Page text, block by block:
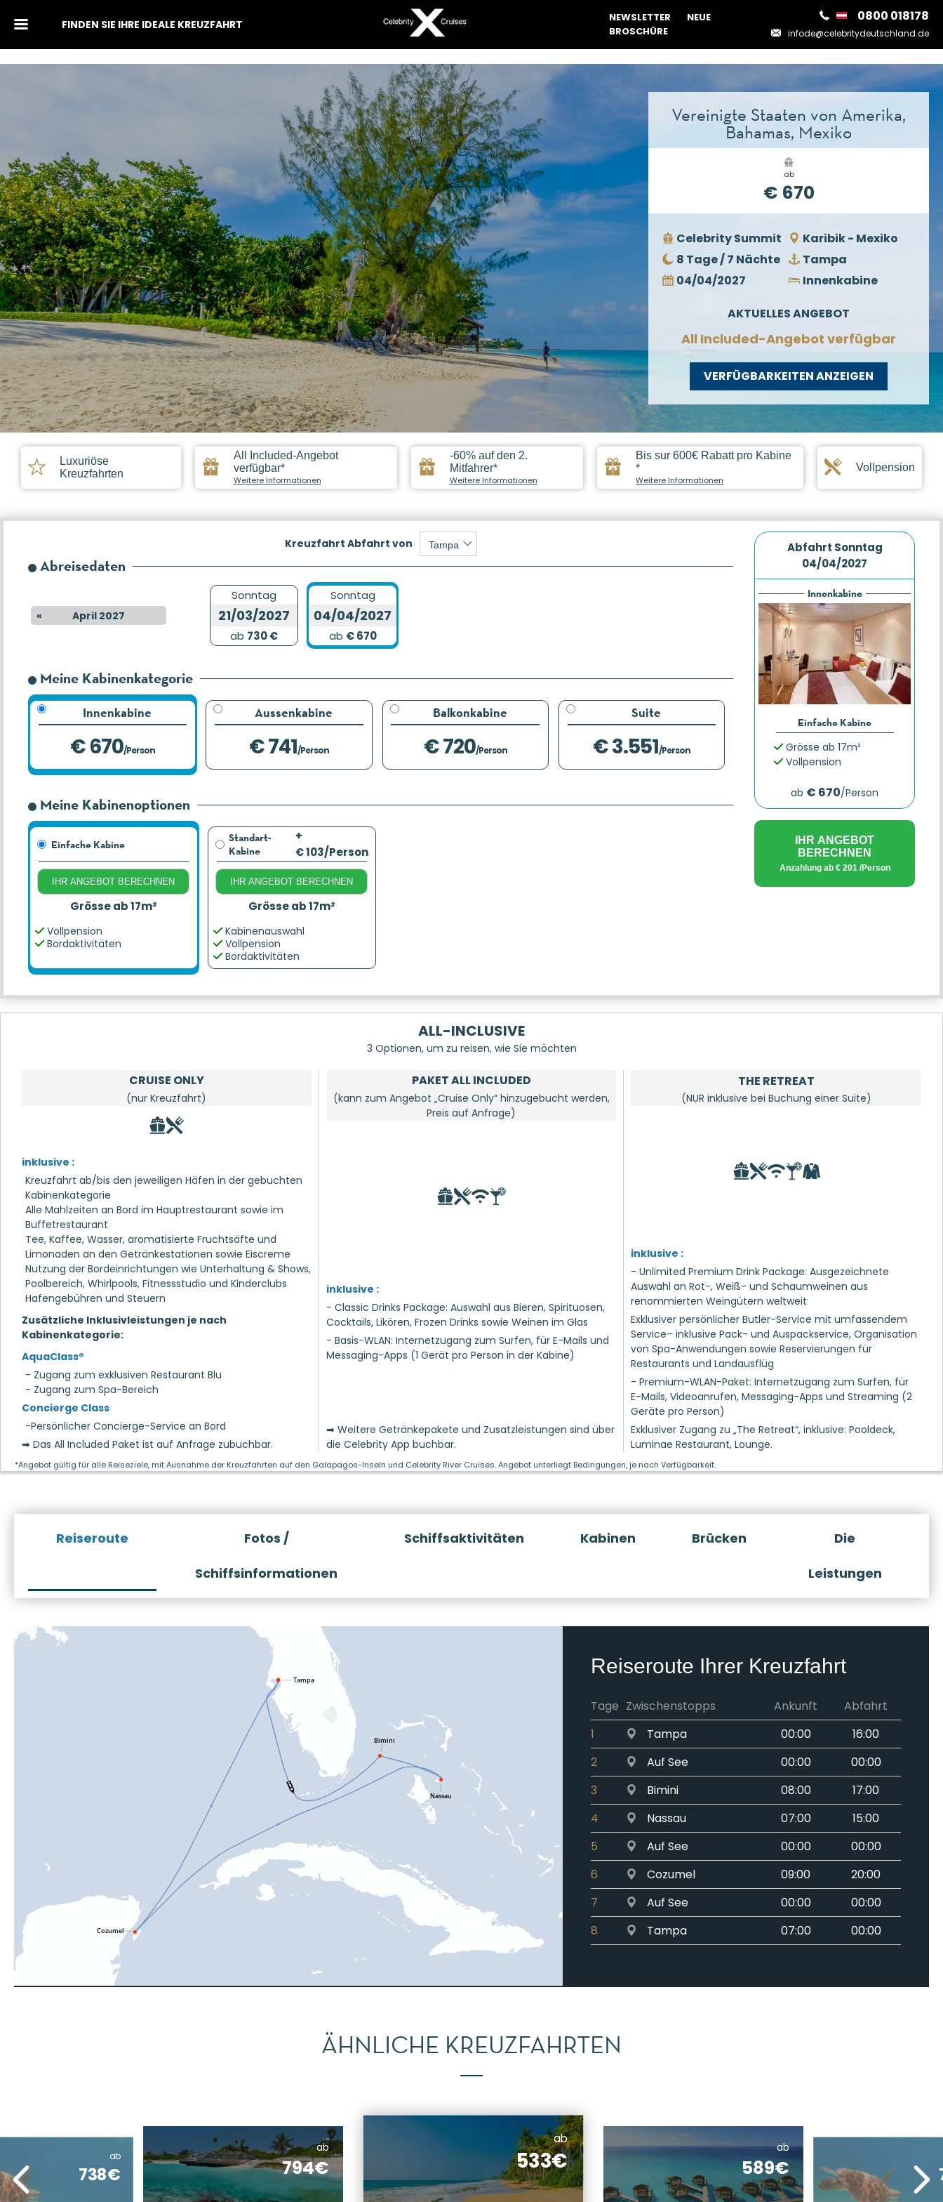
FINDEN SIE IHRE IDEALE KREUZFAHRT NEWSLETTER
NEUE
BROSCHÜRE
0800 018178
infode@celebritydeutschland.de
Vereinigte Staaten von Amerika,
Bahamas, Mexiko
ab
€ 670
Celebrity Summit
Karibik - Mexiko
8 Tage / 7 Nächte
Tampa
04/04/2027
Innenkabine
AKTUELLES ANGEBOT
All Included-Angebot verfügbar
VERFÜGBARKEITEN ANZEIGEN
Luxuriöse
Kreuzfahrten
All Included-Angebot
verfügbar*
Weitere Informationen
-60% auf den 2.
Mitfahrer*
Weitere Informationen
Bis sur 600€ Rabatt pro Kabine
*
Weitere Informationen
Vollpension
Kreuzfahrt Abfahrt von
Abreisedaten
« April 2027
Sonntag
21/03/2027
ab 730 €
Sonntag
04/04/2027
ab € 670
Meine Kabinenkategorie
Innenkabine
€ 670/Person
Aussenkabine
€ 741/Person
Balkonkabine
€ 720/Person
Suite
€ 3.551/Person
Meine Kabinenoptionen
Einfache Kabine
IHR ANGEBOT BERECHNEN
Grösse ab 17m²
Vollpension
Bordaktivitäten
Standart-
Kabine
+
€ 103/Person
IHR ANGEBOT BERECHNEN
Grösse ab 17m²
Kabinenauswahl
Vollpension
Bordaktivitäten
Abfahrt Sonntag
04/04/2027
Innenkabine
Einfache Kabine
Grösse ab 17m²
Vollpension
ab € 670/Person
IHR ANGEBOT
BERECHNEN
Anzahlung ab € 201 /Person
ALL-INCLUSIVE
3 Optionen, um zu reisen, wie Sie möchten
CRUISE ONLY
(nur Kreuzfahrt)
inklusive :
Kreuzfahrt ab/bis den jeweiligen Häfen in der gebuchten
Kabinenkategorie
Alle Mahlzeiten an Bord im Hauptrestaurant sowie im
Buffetrestaurant
Tee, Kaffee, Wasser, aromatisierte Fruchtsäfte und
Limonaden an den Getränkestationen sowie Eiscreme
Nutzung der Bordeinrichtungen wie Unterhaltung & Shows,
Poolbereich, Whirlpools, Fitnessstudio und Kinderclubs
Hafengebühren und Steuern
Zusätzliche Inklusivleistungen je nach
Kabinenkategorie:
AquaClass®
- Zugang zum exklusiven Restaurant Blu
- Zugang zum Spa-Bereich
Concierge Class
-Persönlicher Concierge-Service an Bord
➡ Das All Included Paket ist auf Anfrage zubuchbar.
PAKET ALL INCLUDED
(kann zum Angebot „Cruise Only“ hinzugebucht werden,
Preis auf Anfrage)
inklusive :
- Classic Drinks Package: Auswahl aus Bieren, Spirituosen,
Cocktails, Likören, Frozen Drinks sowie Weinen im Glas
- Basis-WLAN: Internetzugang zum Surfen, für E-Mails und
Messaging-Apps (1 Gerät pro Person in der Kabine)
➡ Weitere Getränkepakete und Zusatzleistungen sind über
die Celebrity App buchbar.
THE RETREAT
(NUR inklusive bei Buchung einer Suite)
inklusive :
- Unlimited Premium Drink Package: Ausgezeichnete
Auswahl an Rot-, Weiß- und Schaumweinen aus
renommierten Weingütern weltweit
Exklusiver persönlicher Butler-Service mit umfassendem
Service– inklusive Pack- und Auspackservice, Organisation
von Spa-Anwendungen sowie Reservierungen für
Restaurants und Landausflüg
- Premium-WLAN-Paket: Internetzugang zum Surfen, für
E-Mails, Videoanrufen, Messaging-Apps und Streaming (2
Geräte pro Person)
Exklusiver Zugang zu „The Retreat“, inklusive: Pooldeck,
Luminae Restaurant, Lounge.
*Angebot gültig für alle Reiseziele, mit Ausnahme der Kreuzfahrten auf den Galapagos-Inseln und Celebrity River Cruises. Angebot unterliegt Bedingungen, je nach Verfügbarkeit.
Reiseroute
Fotos /
Schiffsinformationen
Schiffsaktivitäten Kabinen Brücken
Die
Leistungen
Reiseroute Ihrer Kreuzfahrt
Tage Zwischenstopps Ankunft
Abfahrt
1
Tampa 00:00
16:00
2
Auf See 00:00
00:00
3
Bimini 08:00
17:00
4
Nassau 07:00
15:00
5
Auf See 00:00
00:00
6
Cozumel 09:00
20:00
7
Auf See 00:00
00:00
8
Tampa 07:00 00:00
ÄHNLICHE KREUZFAHRTEN
ab
738€
ab
794€
ab
533€
ab
589€